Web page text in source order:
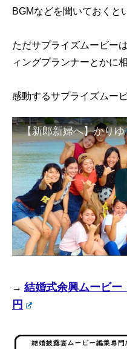
BGMなどを聞いておくと
ただサプライズムービー
ィングプランナーとかに
感動するサプライズムー
→ 結婚式余興ムービ
円